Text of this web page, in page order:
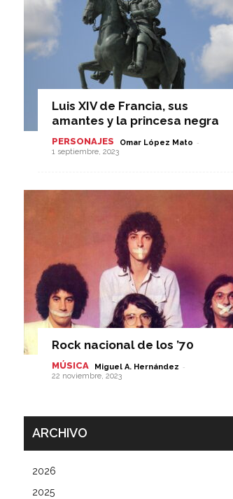
Luis XIV de Francia, sus
amantes y la princesa negra
PERSONAJES Omar López Mato -
1 septiembre, 2023
Rock nacional de los ’70
MÚSICA Miguel A. Hernández -
22 noviembre, 2023
ARCHIVO
2026
2025